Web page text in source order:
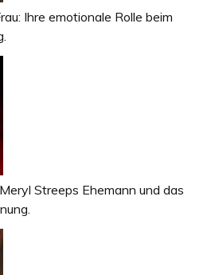
Ihre emotionale Rolle beim
Streeps Ehemann und das